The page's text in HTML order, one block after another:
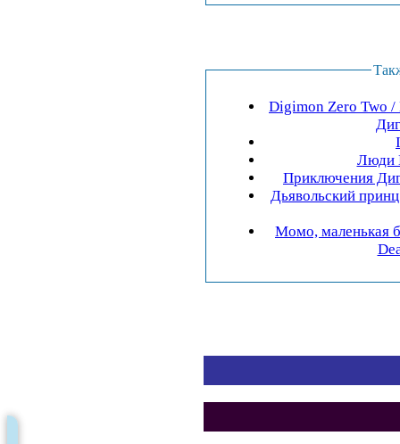
Digimon Zero Two
Люди
Приключения
Дьявольский
Момо, маленькая